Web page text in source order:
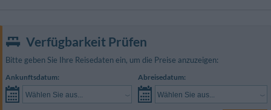
Verfügbarkeit Prüfen
Bitte geben Sie Ihre Reisedaten ein, um die Preise anzuzeigen:
Ankunftsdatum:
Wählen Sie aus...
Abreisedatum:
Wählen Sie aus...